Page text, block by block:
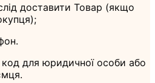
доставити Товар (якщо
код для юридичної особи або